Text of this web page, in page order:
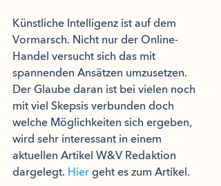
Künstliche Intelligenz ist auf dem
Vormarsch. Nicht nur der Online-
Handel versucht sich das mit
spannenden Ansätzen umzusetzen.
Der Glaube daran ist bei vielen noch
mit viel Skepsis verbunden doch
welche Möglichkeiten sich ergeben,
wird sehr interessant in einem
aktuellen Artikel W&V Redaktion
dargelegt. Hier geht es zum Artikel.